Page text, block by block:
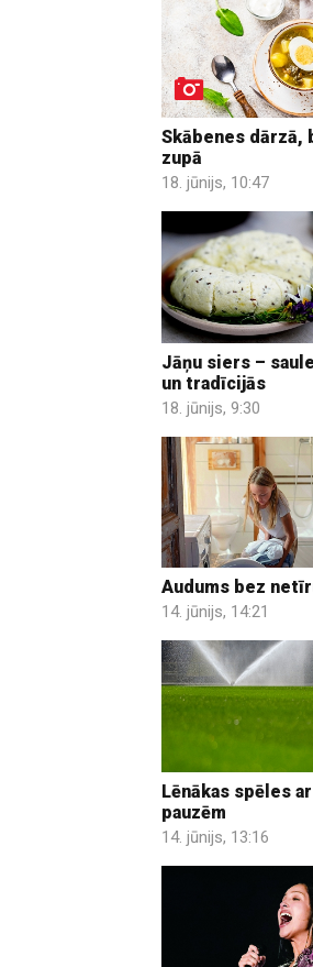
Skābenes dārzā,
zupā
18. jūnijs, 10:47
Jāņu siers –
un tradīcijās
18. jūnijs, 9:30
Audums bez
14. jūnijs, 14:21
Lēnākas spēles
pauzēm
14. jūnijs, 13:16